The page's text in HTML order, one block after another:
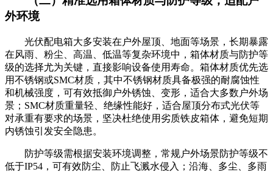
外环境
光伏配电箱大多安装在户外屋顶、地面等场景，长期暴露
在风雨、粉尘、高温、低温等复杂环境中，箱体材质与防护等
级的选择尤为关键，直接影响设备使用寿命。箱体材质优先选
用不锈钢或SMC材质，其中不锈钢材质具备极强的耐腐蚀性
和机械强度，可有效抵御户外锈蚀、变形，适合大多数户外场
景；SMC材质重量轻、绝缘性能好，适合屋顶分布式光伏等
对承重有要求的场景，坚决杜绝使用劣质铁皮箱体，避免短期
内锈蚀引发安全隐患。
防护等级需根据安装环境调整，常规户外场景防护等级不
低于IP54，可有效防尘、防止飞溅水侵入；沿海、多尘、多雨